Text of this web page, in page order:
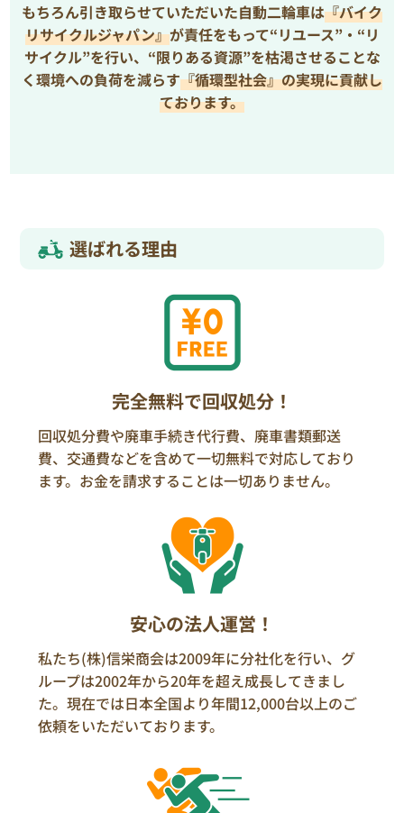
もちろん引き取らせていただいた自動二輪車は『バイク
リサイクルジャパン』が責任をもって“リユース”・“リ
サイクル”を行い、 “限りある資源”を枯渇させることな
く環境への負荷を減らす『循環型社会』の実現に貢献し
ております。
選ばれる理由
完全無料で回収処分！
回収処分費や廃車手続き代行費、廃車書類郵送
費、交通費などを含めて一切無料で対応しており
ます。お金を請求することは一切ありません。
安心の法人運営！
私たち(株)信栄商会は2009年に分社化を行い、グ
ループは2002年から20年を超え成長してきまし
た。現在では日本全国より年間12,000台以上のご
依頼をいただいております。